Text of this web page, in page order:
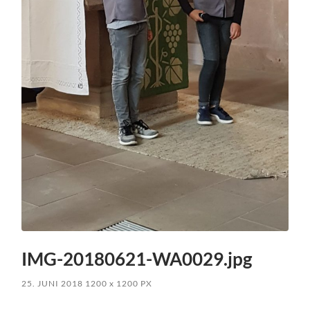
IMG-20180621-WA0029.jpg
25. JUNI 2018 1200x 1200 PX